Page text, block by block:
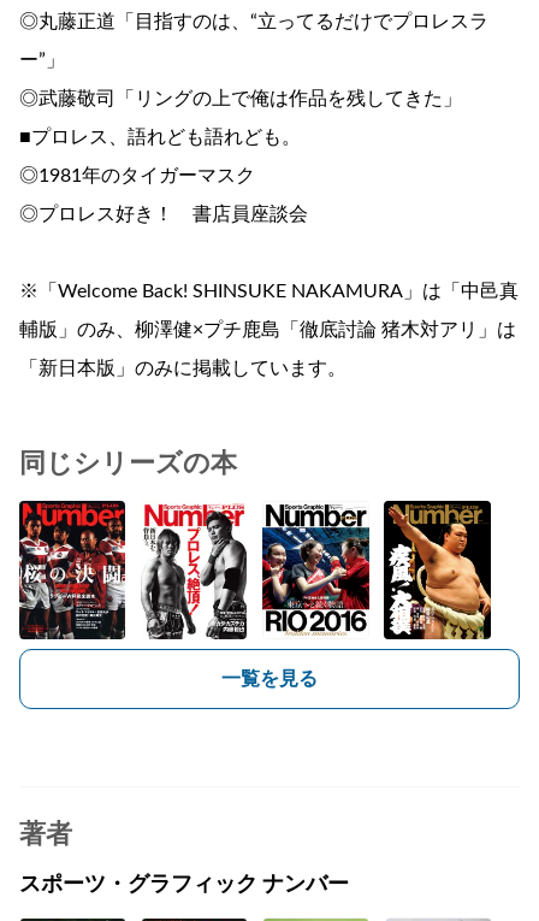
◎丸藤正道「目指すのは、“立ってるだけでプロレスラ
ー”」
◎武藤敬司「リングの上で俺は作品を残してきた」
■プロレス、語れども語れども。
◎1981年のタイガーマスク
◎プロレス好き！ 書店員座談会
※「Welcome Back! SHINSUKE NAKAMURA」は「中邑真
輔版」のみ、柳澤健×プチ鹿島「徹底討論 猪木対アリ」は
「新日本版」のみに掲載しています。
同じシリーズの本
一覧を見る
著者
スポーツ・グラフィック ナンバー